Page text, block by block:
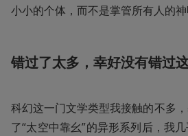
小小的个体，而不是掌管所有人的神
错过了太多，幸好没有错过
科幻这一门文学类型我接触的不多
了“太空中靠幺”的异形系列后，我